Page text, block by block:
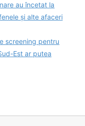
au încetat la
și alte afaceri
screening pentru
Est ar putea